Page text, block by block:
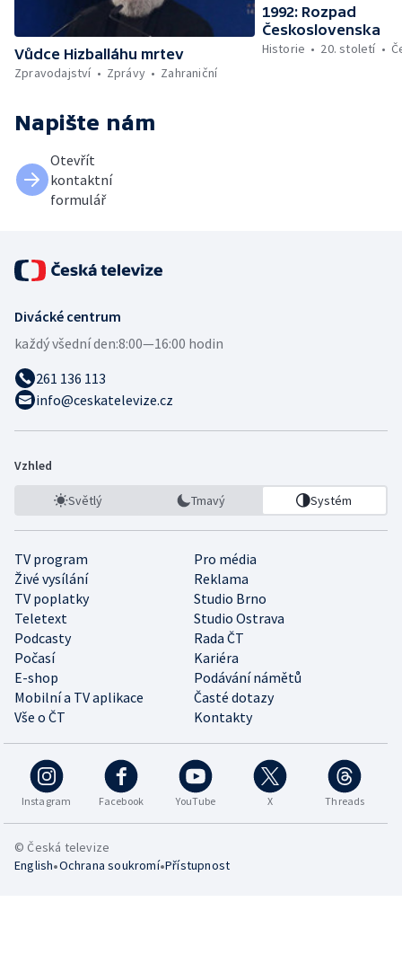
Vůdce Hizballáhu mrtev
Zpravodajství
Zprávy Zahraniční
1992: Rozpad
Československa
Historie
20. století
Napište nám
Otevřít
kontaktní
formulář
Divácké centrum
každý všední den:8:00—16:00 hodin
261 136 113
info@ceskatelevize.cz
Vzhled
Světlý Tmavý Systém
TV program
Pro média
Živé vysílání
Reklama
TV poplatky
Studio Brno
Teletext
Studio Ostrava
Podcasty
Rada ČT
Počasí
Kariéra
E-shop
Podávání námětů
Mobilní a TV aplikace
Časté dotazy
Vše o ČT
Kontakty
Instagram Facebook YouTube X Threads
© Česká televize
English•Ochrana soukromí•Přístupnost